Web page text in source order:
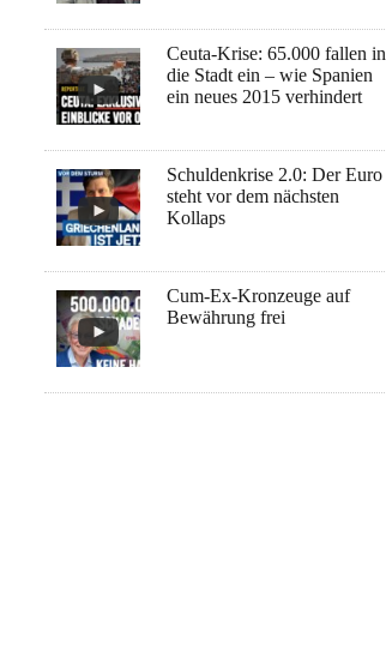
Ceuta-Krise: 65.000 fallen in
die Stadt ein – wie Spanien
ein neues 2015 verhindert
Schuldenkrise 2.0: Der Euro
steht vor dem nächsten
Kollaps
Cum-Ex-Kronzeuge auf
Bewährung frei